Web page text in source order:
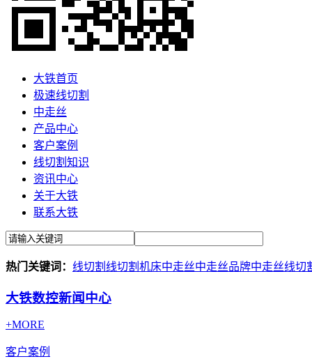
大铁首页
极速线切割
中走丝
产品中心
客户案例
线切割知识
资讯中心
关于大铁
联系大铁
热门关键词： 线切割 线切割机床中走丝中走丝品牌中走丝线切
大铁数控新闻中心
+MORE
客户案例